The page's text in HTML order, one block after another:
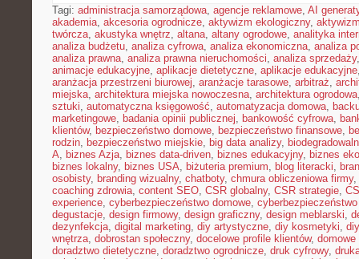
Tagi: administracja samorządowa, agencje reklamowe, AI
akademia, akcesoria ogrodnicze, aktywizm ekologiczny,
twórcza, akustyka wnętrz, altana, altany ogrodowe, analityka
analiza budżetu, analiza cyfrowa, analiza ekonomiczna, analiza
analiza prawna, analiza prawna nieruchomości, analiza sprzedaży
animacje edukacyjne, aplikacje dietetyczne, aplikacje edukacyjne
aranżacja przestrzeni biurowej, aranżacje tarasowe, arbitraż,
miejska, architektura miejska nowoczesna, architektura ogrodowa
sztuki, automatyczna księgowość, automatyzacja domowa,
marketingowe, badania opinii publicznej, bankowość cyfrowa,
klientów, bezpieczeństwo domowe, bezpieczeństwo finansowe,
rodzin, bezpieczeństwo miejskie, big data analizy,
A, biznes Azja, biznes data-driven, biznes edukacyjny, biznes
biznes lokalny, biznes USA, biżuteria premium, blog literacki,
osobisty, branding wizualny, chatboty, chmura obliczeniowa firmy,
coaching zdrowia, content SEO, CSR globalny, CSR strategie,
experience, cyberbezpieczeństwo domowe,
degustacje, design firmowy, design graficzny, design meblarski,
dezynfekcja, digital marketing, diy artystyczne, diy kosmetyki,
wnętrza, dobrostan społeczny, docelowe profile klientów,
doradztwo dietetyczne, doradztwo ogrodnicze, druk cyfrowy,